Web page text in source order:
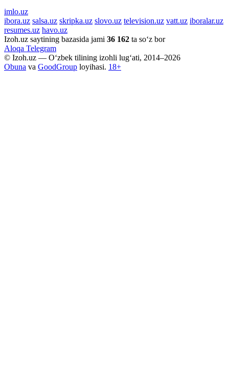
imlo.uz
ibora.uz salsa.uz skripka.uz slovo.uz television.uz vatt.uz iboralar.uz
resumes.uz havo.uz
Izoh.uz saytining bazasida jami 36 162 ta so‘z bor
Aloqa Telegram
© Izoh.uz — O‘zbek tilining izohli lug‘ati, 2014–2026
Obuna va GoodGroup loyihasi. 18+